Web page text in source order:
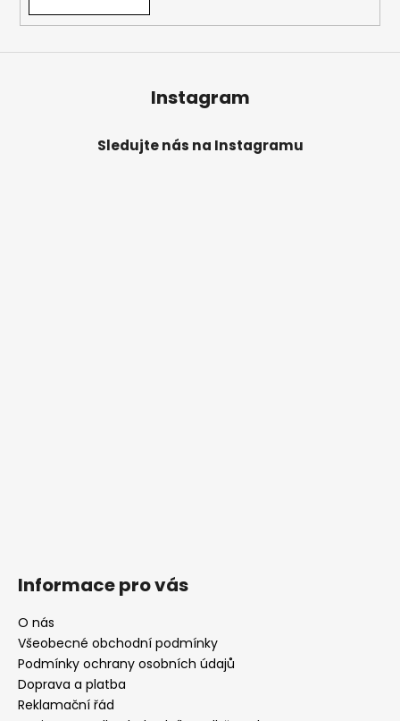
Instagram
Sledujte nás na Instagramu
Informace pro vás
O nás
Všeobecné obchodní podmínky
Podmínky ochrany osobních údajů
Doprava a platba
Reklamační řád